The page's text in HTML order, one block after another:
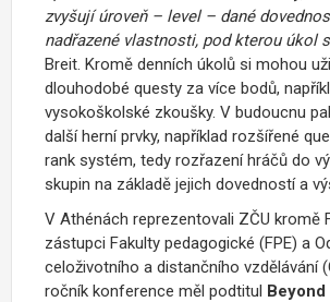
zvyšují úroveň – level – dané
nadřazené vlastnosti, pod kterou úkol
Breit. Kromě denních úkolů si mohou
dlouhodobé questy za více bodů,
vysokoškolské zkoušky. V budoucnu
další herní prvky, například rozšířené
rank systém, tedy rozřazení hráčů do
skupin na základě jejich dovedností a
V Athénách reprezentovali ZČU kromě
zástupci Fakulty pedagogické (FPE) a
celoživotního a distančního vzdělávání
ročník konference měl podtitul